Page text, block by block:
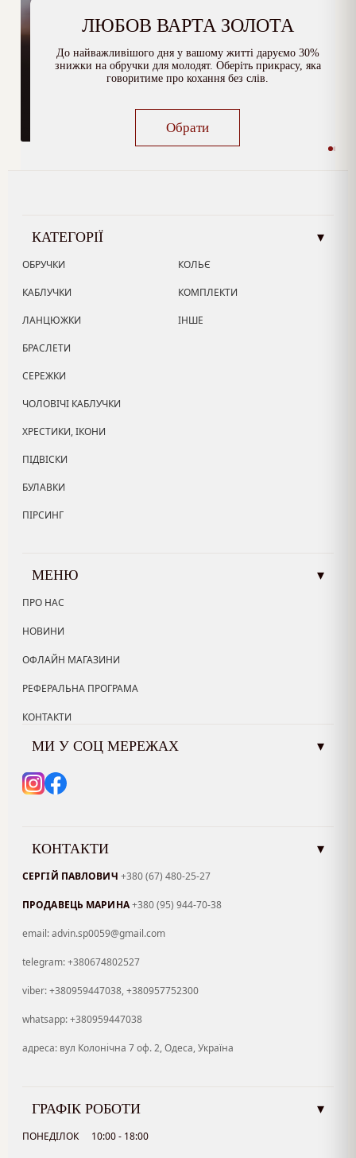
ЛЮБОВ ВАРТА ЗОЛОТА
До найважливішого дня у вашому житті даруємо 30%
знижки на обручки для молодят. Оберіть прикрасу, яка
говоритиме про кохання без слів.
Обрати
КАТЕГОРІЇ ▾
ОБРУЧКИ
КАБЛУЧКИ
ЛАНЦЮЖКИ
БРАСЛЕТИ
СЕРЕЖКИ
ЧОЛОВІЧІ КАБЛУЧКИ
ХРЕСТИКИ, ІКОНИ
ПІДВІСКИ
БУЛАВКИ
ПІРСИНГ
КОЛЬЄ
КОМПЛЕКТИ
ІНШЕ
МЕНЮ ▾
ПРО НАС
НОВИНИ
ОФЛАЙН МАГАЗИНИ
РЕФЕРАЛЬНА ПРОГРАМА
КОНТАКТИ
МИ У СОЦ МЕРЕЖАХ ▾
КОНТАКТИ ▾
СЕРГІЙ ПАВЛОВИЧ +380 (67) 480-25-27
ПРОДАВЕЦЬ МАРИНА+380 (95) 944-70-38
email: advin.sp0059@gmail.com
telegram: +380674802527
viber: +380959447038, +380957752300
whatsapp: +380959447038
адреса: вул Колонічна 7 оф. 2, Одеса, Україна
ГРАФІК РОБОТИ ▾
ПОНЕДІЛОК 10:00 - 18:00